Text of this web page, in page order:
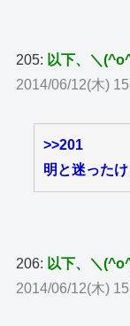
205: 以下、＼
2014/06/12(木)
>>201
明と迷った
206: 以下、＼
2014/06/12(木)